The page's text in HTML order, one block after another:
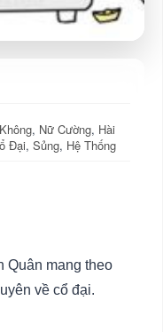
, Nữ Cường, Hài
Đại, Sủng, Hệ Thống
Quân mang theo
về cổ đại.